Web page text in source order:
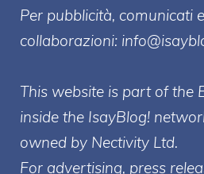
Per pubblicità, comunicati e
collaborazioni:
This website is part of the
inside the IsayBlog!
owned by Nectivity Ltd.
For advertising, press